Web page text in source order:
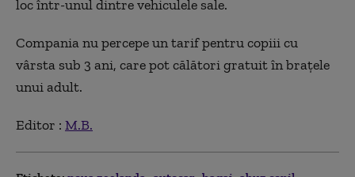
loc într-unul dintre vehiculele sale.
Compania nu percepe un tarif pentru copiii cu
vârsta sub 3 ani, care pot călători gratuit în braţele
unui adult.
Editor : M.B.